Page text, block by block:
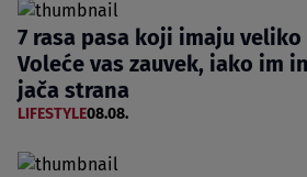
7 rasa pasa koji imaju veliko
Voleće vas zauvek, iako im
jača strana
LIFESTYLE08.08.